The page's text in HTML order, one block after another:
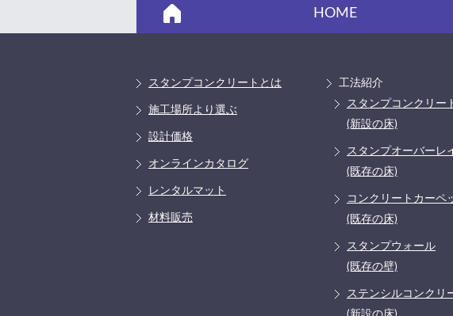
HOME
スタンプコンクリートとは
施工場所より選ぶ
設計価格
オンラインカタログ
レンタルマット
材料販売
工法紹介
スタンプコンクリー
(新設の床)
スタンプオーバーレ
(既存の床)
コンクリートカーペ
(既存の床)
スタンプウォール
(既存の壁)
ステンシルコンクリ